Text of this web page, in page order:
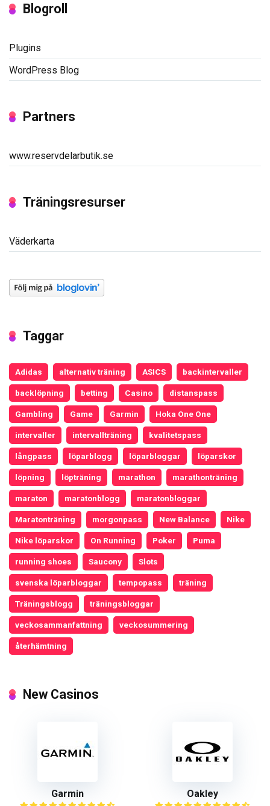
Blogroll
Plugins
WordPress Blog
Partners
www.reservdelarbutik.se
Träningsresurser
Väderkarta
Taggar
Adidas alternativ träning ASICS backintervaller
backlöpning betting Casino distanspass
Gambling Game Garmin Hoka One One
intervaller intervallträning kvalitetspass
långpass löparblogg löparbloggar löparskor
löpning löpträning marathon marathonträning
maraton maratonblogg maratonbloggar
Maratonträning morgonpass New Balance Nike
Nike löparskor On Running Poker Puma
running shoes Saucony Slots
svenska löparbloggar tempopass träning
Träningsblogg träningsbloggar
veckosammanfattning veckosummering
återhämtning
New Casinos
Garmin Oakley